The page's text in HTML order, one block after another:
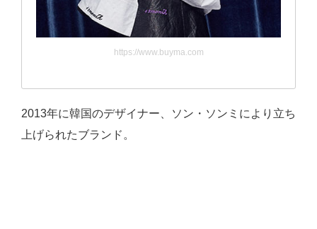
https://www.buyma.com
2013年に韓国のデザイナー、ソン・ソンミにより立ち
上げられたブランド。